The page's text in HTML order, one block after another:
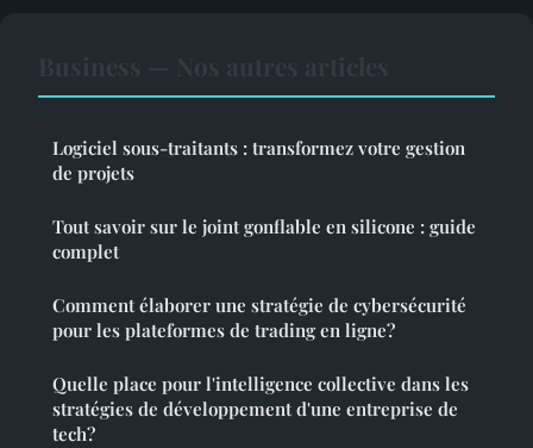
Logiciel sous-traitants : transformez votre gestion
de projets
Tout savoir sur le joint gonflable en silicone : guide
complet
Comment élaborer une stratégie de cybersécurité
pour les plateformes de trading en ligne?
Quelle place pour l'intelligence collective dans les
stratégies de développement d'une entreprise de
tech?